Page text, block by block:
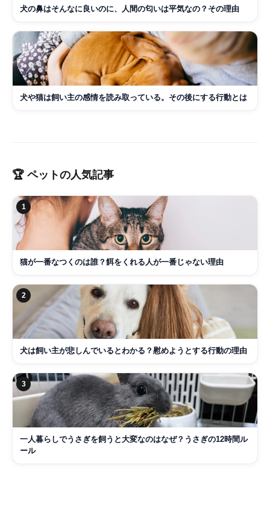
犬の鼻はそんなに良いのに、人間の匂いは平気なの？その理由
犬や猫は飼い主の感情を読み取っている。その後にする行動とは
🏆 ペットの人気記事
1
猫が一番なつくのは誰？餌をくれる人が一番じゃない理由
2
犬は飼い主が悲しんでいるとわかる？慰めようとする行動の理由
3
一人暮らしでうさぎを飼うと大変なのはなぜ？うさぎの12時間ル
ール